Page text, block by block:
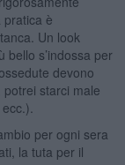
pratica è
Un look
bello s’indossa per
devono
starci male
per ogni sera
la tuta per il